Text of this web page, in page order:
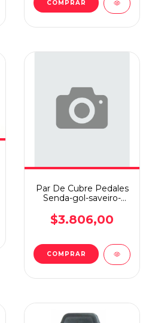
Par De Cubre Pedales
Senda-gol-saveiro-
$3.806,00